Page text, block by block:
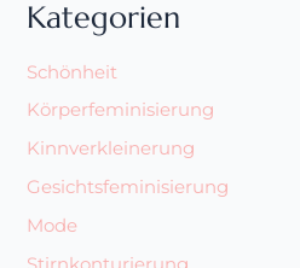
Kategorien
Schönheit
Körperfeminisierung
Kinnverkleinerung
Gesichtsfeminisierung
Mode